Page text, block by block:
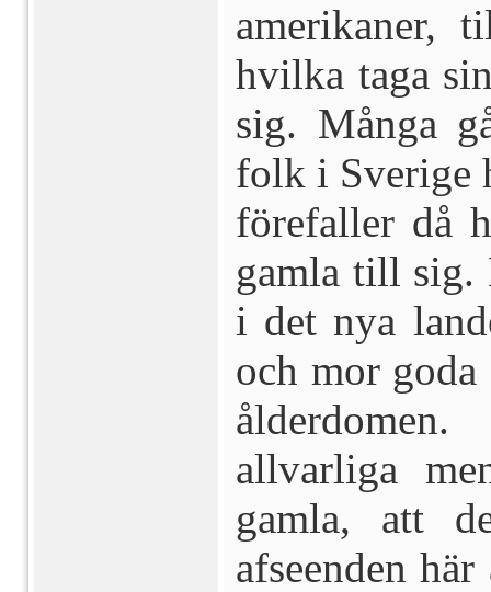
amerikaner,
hvilka taga
sig. Många
folk i Sverige
förefaller då
gamla till sig.
i det nya
och mor goda
allvarliga
gamla, att
afseenden